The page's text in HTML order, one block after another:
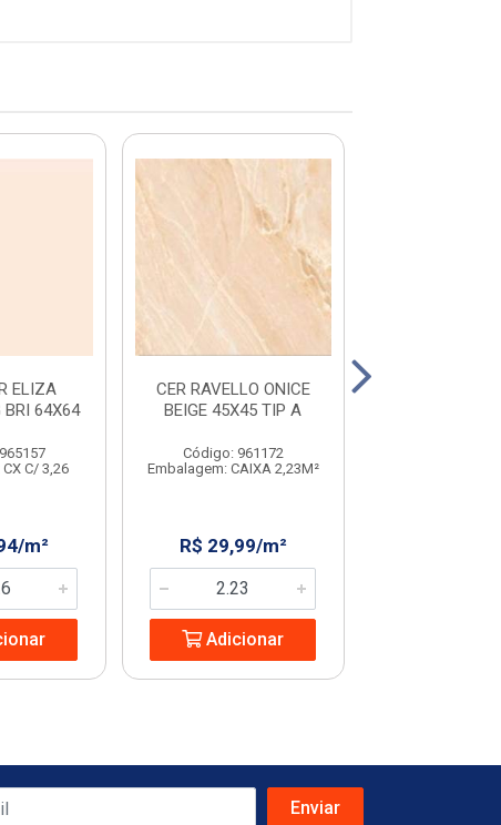
ELIZA
BRI 64X64
C/ 3,26
m²
CER RAVELLO ONICE
BEIGE 45X45 TIP A
Código: 961172
Embalagem: CAIXA 2,23M²
R$ 29,99/m²
Adicionar